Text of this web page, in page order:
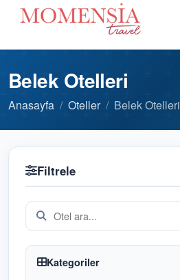
Belek Otelleri
Anasayfa Oteller Belek Otelleri
Filtrele
Kategoriler